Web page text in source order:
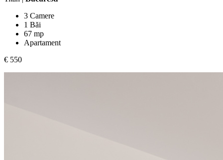
3 Camere
1 Băi
67 mp
Apartament
€ 550